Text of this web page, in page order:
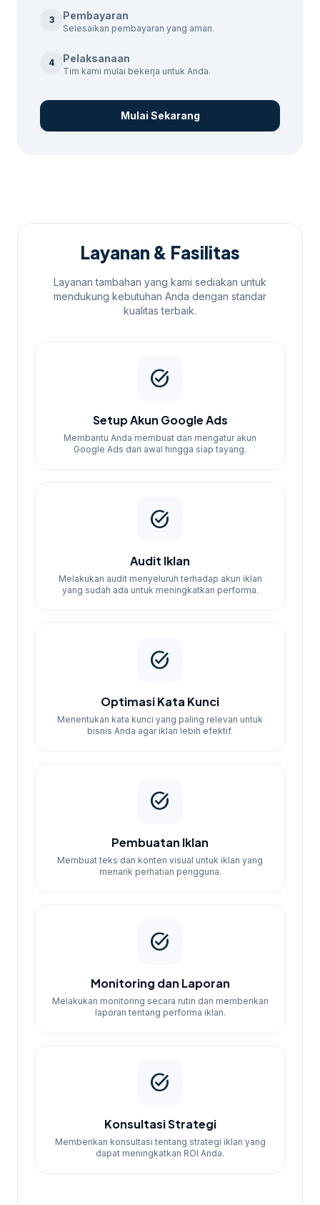
harga yang lebih tinggi, tergantung pada
kebutuhan spesifik Anda. Sebagai
pembanding internal,
bulanan Banyuwangidapat dipakai untuk
kebutuhan.
Analisis kebutuhan bisnis Anda.
Pemilihan kata kunci yang sesuai.
Pengaturan anggaran dan bidding.
Monitoring dan laporan rutin.
Kami memiliki pengalaman dalam membantu
mencapai tujuan iklan mereka. Dengan
pendekatan yang terukur dan transparan,
3 Pembayaran
Selesaikan pembayaran yang aman.
4 Pelaksanaan
Tim kami mulai bekerja untuk Anda.
Mulai Sekarang
Layanan & Fasilitas
Layanan tambahan yang kami sediakan untuk
mendukung kebutuhan Anda dengan standar
kualitas terbaik.
task_alt
Setup Akun Google Ads
Membantu Anda membuat dan mengatur akun
Google Ads dari awal hingga siap tayang.
task_alt
Audit Iklan
Melakukan audit menyeluruh terhadap akun iklan
yang sudah ada untuk meningkatkan performa.
task_alt
Optimasi Kata Kunci
Menentukan kata kunci yang paling relevan untuk
bisnis Anda agar iklan lebih efektif.
task_alt
Pembuatan Iklan
Membuat teks dan konten visual untuk iklan yang
menarik perhatian pengguna.
task_alt
Monitoring dan Laporan
Melakukan monitoring secara rutin dan memberikan
laporan tentang performa iklan.
task_alt
Konsultasi Strategi
Memberikan konsultasi tentang strategi iklan yang
dapat meningkatkan ROI Anda.